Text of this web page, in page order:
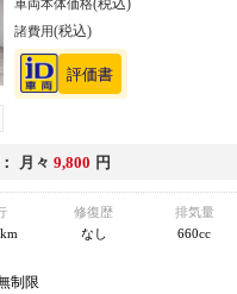
車両本体価格(税込)
諸費用(税込)
月々 9,800 円
修復歴
なし
排気量
660cc
制限